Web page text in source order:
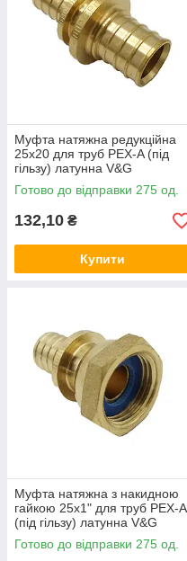
Муфта натяжна редукційна
25x20 для труб PEX-A (під
гільзу) латунна V&G
(VALOGIN)
Готово до відправки 275 од.
132,10 ₴
Купити
Муфта натяжна з накидною
гайкою 25x1" для труб PEX-A
(під гільзу) латунна V&G
(VALOGIN)
Готово до відправки 275 од.